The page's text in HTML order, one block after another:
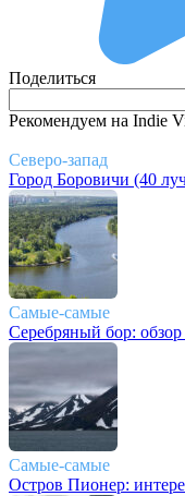
Поделиться
Рекомендуем на Indie
Северо-запад
Город Боровичи (40
Самые-самые
Серебряный бор:
Самые-самые
Остров Пионер: